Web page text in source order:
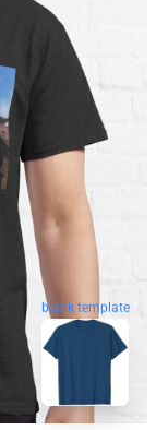
blank template